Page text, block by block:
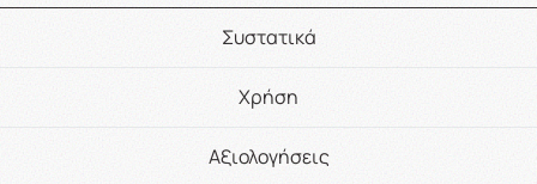
Συστατικά
Χρήση
Αξιολογήσεις